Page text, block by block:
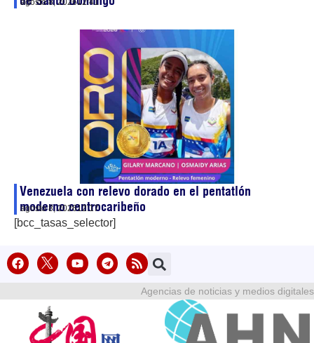
agosto 8, 202612:41
Venezuela con relevo dorado en el pentatlón
moderno centrocaribeño
agosto 8, 202612:17
[bcc_tasas_selector]
Agencias de noticias y medios digitales